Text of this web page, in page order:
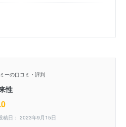
ーの口コミ・評判
性
稿日： 2023年9月15日